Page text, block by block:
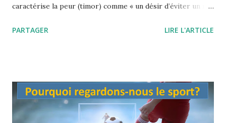
caractérise la peur (timor) comme « un désir d’éviter un mal
est donc une spécification tout à fait particulière de la
PARTAGER LIRE L'ARTICLE